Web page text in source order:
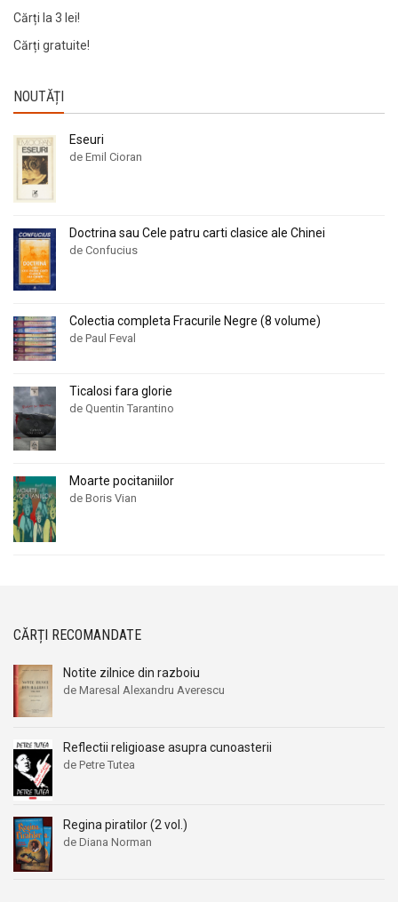
Cărți la 3 lei!
Cărți gratuite!
NOUTĂȚI
Eseuri
de Emil Cioran
Doctrina sau Cele patru carti clasice ale Chinei
de Confucius
Colectia completa Fracurile Negre (8 volume)
de Paul Feval
Ticalosi fara glorie
de Quentin Tarantino
Moarte pocitaniilor
de Boris Vian
CĂRȚI RECOMANDATE
Notite zilnice din razboiu
de Maresal Alexandru Averescu
Reflectii religioase asupra cunoasterii
de Petre Tutea
Regina piratilor (2 vol.)
de Diana Norman